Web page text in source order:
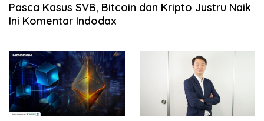
Pasca Kasus SVB, Bitcoin dan Kripto Justru Naik
Ini Komentar Indodax